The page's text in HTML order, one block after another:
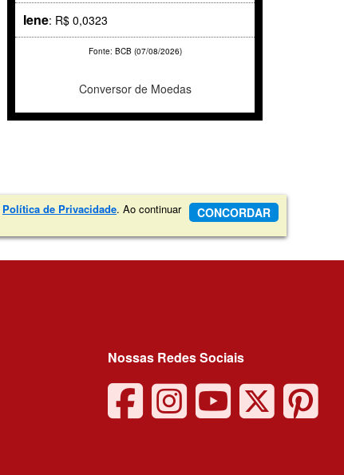
Iene: R$ 0,0323
Fonte: BCB (07/08/2026)
Conversor de Moedas
Política de Privacidade. Ao continuar
CONCORDAR
Nossas Redes Sociais
facebook